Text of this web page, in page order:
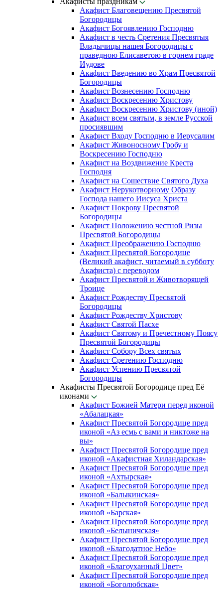
Акафист Благовещению Пресвятой
Богородицы
Акафист Богоявлению Господню
Акафист в честь Сретения Пресвятыя
Владычицы нашея Богородицы с
праведною Елисаветою в горнем граде
Иудове
Акафист Введению во Храм Пресвятой
Богородицы
Акафист Вознесению Господню
Акафист Воскресению Христову
Акафист Воскресению Христову (иной)
Акафист всем святым, в земле Русской
просиявшим
Акафист Входу Господню в Иерусалим
Акафист Живоносному Гробу и
Воскресению Господню
Акафист на Воздвижение Креста
Господня
Акафист на Сошествие Святого Духа
Акафист Нерукотворному Образу
Господа нашего Иисуса Христа
Акафист Покрову Пресвятой
Богородицы
Акафист Положению честной Ризы
Пресвятой Богородицы
Акафист Преображению Господню
Акафист Пресвятой Богородице
(Великий акафист, читаемый в субботу
Акафиста) с переводом
Акафист Пресвятой и Животворящей
Троице
Акафист Рождеству Пресвятой
Богородицы
Акафист Рождеству Христову
Акафист Святой Пасхе
Акафист Святому и Пречестному Поясу
Пресвятой Богородицы
Акафист Собору Всех святых
Акафист Сретению Господню
Акафист Успению Пресвятой
Богородицы
Акафисты Пресвятой Богородице пред Её
иконами
Акафист Божией Матери перед иконой
«Абалацкая»
Акафист Пресвятой Богородице пред
иконой «Аз есмь с вами и никтоже на
вы»
Акафист Пресвятой Богородице пред
иконой «Акафистная Хиландарская»
Акафист Пресвятой Богородице пред
иконой «Ахтырская»
Акафист Пресвятой Богородице пред
иконой «Балыкинская»
Акафист Пресвятой Богородице пред
иконой «Барская»
Акафист Пресвятой Богородице пред
иконой «Белыничская»
Акафист Пресвятой Богородице пред
иконой «Благодатное Небо»
Акафист Пресвятой Богородице пред
иконой «Благоуханный Цвет»
Акафист Пресвятой Богородице пред
иконой «Боголюбская»